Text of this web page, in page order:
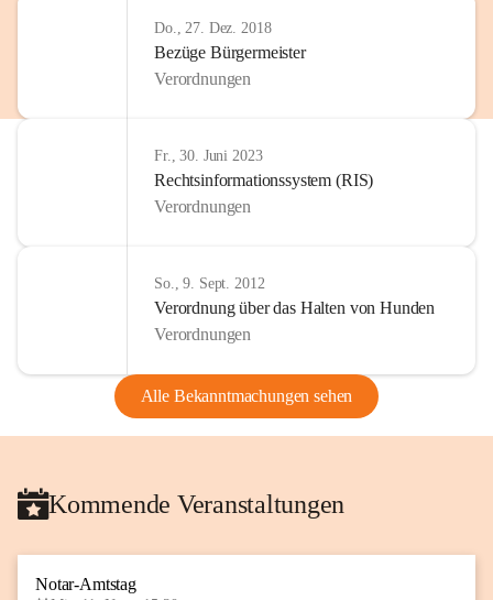
Do., 27. Dez. 2018
Bezüge Bürgermeister
Verordnungen
Fr., 30. Juni 2023
Rechtsinformationssystem (RIS)
Verordnungen
So., 9. Sept. 2012
Verordnung über das Halten von Hunden
Verordnungen
Alle Bekanntmachungen sehen
Kommende Veranstaltungen
Notar-Amtstag